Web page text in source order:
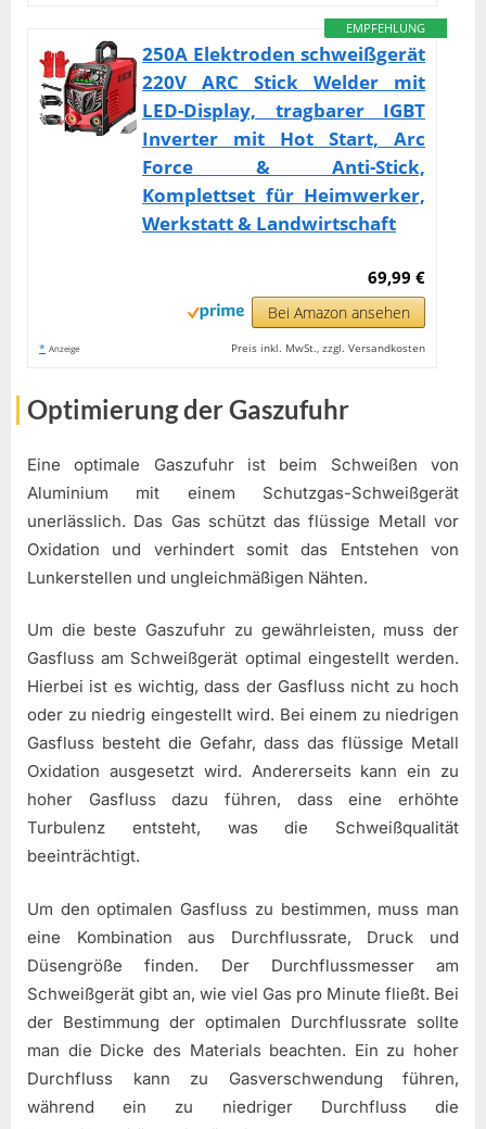
EMPFEHLUNG
250A Elektroden schweißgerät
220V ARC Stick Welder mit
LED-Display, tragbarer IGBT
Inverter mit Hot Start, Arc
Force & Anti-Stick,
Komplettset für Heimwerker,
Werkstatt & Landwirtschaft
69,99 €
Bei Amazon ansehen
* Anzeige Preis inkl. MwSt., zzgl. Versandkosten
Optimierung der Gaszufuhr
Eine optimale Gaszufuhr ist beim Schweißen von
Aluminium mit einem Schutzgas-Schweißgerät
unerlässlich. Das Gas schützt das flüssige Metall vor
Oxidation und verhindert somit das Entstehen von
Lunkerstellen und ungleichmäßigen Nähten.
Um die beste Gaszufuhr zu gewährleisten, muss der
Gasfluss am Schweißgerät optimal eingestellt werden.
Hierbei ist es wichtig, dass der Gasfluss nicht zu hoch
oder zu niedrig eingestellt wird. Bei einem zu niedrigen
Gasfluss besteht die Gefahr, dass das flüssige Metall
Oxidation ausgesetzt wird. Andererseits kann ein zu
hoher Gasfluss dazu führen, dass eine erhöhte
Turbulenz entsteht, was die Schweißqualität
beeinträchtigt.
Um den optimalen Gasfluss zu bestimmen, muss man
eine Kombination aus Durchflussrate, Druck und
Düsengröße finden. Der Durchflussmesser am
Schweißgerät gibt an, wie viel Gas pro Minute fließt. Bei
der Bestimmung der optimalen Durchflussrate sollte
man die Dicke des Materials beachten. Ein zu hoher
Durchfluss kann zu Gasverschwendung führen,
während ein zu niedriger Durchfluss die